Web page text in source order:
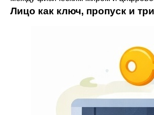
Лицо как ключ, пропуск и